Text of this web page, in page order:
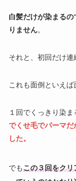
白髪だけが染まる
りません。
それと、初回だけ連
これも面倒といえば
１回でくっきり染
でくせ毛でパーマだ
した。
でもこの３回をクリ